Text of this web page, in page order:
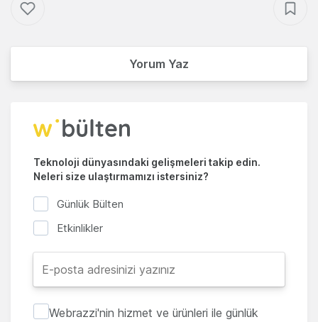
Yorum Yaz
Teknoloji dünyasındaki gelişmeleri takip edin.
Neleri size ulaştırmamızı istersiniz?
Günlük Bülten
Etkinlikler
Webrazzi'nin hizmet ve ürünleri ile günlük